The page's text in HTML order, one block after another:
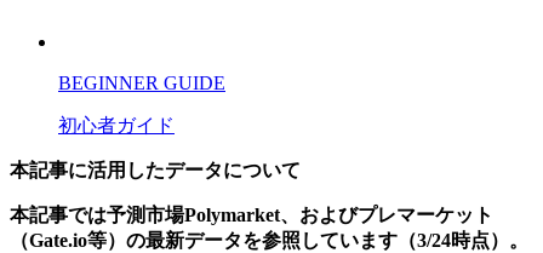
BEGINNER GUIDE
初心者ガイド
本記事に活用したデータについて
本記事では予測市場Polymarket、およびプレマーケット
（Gate.io等）の最新データを参照しています（3/24時点）。